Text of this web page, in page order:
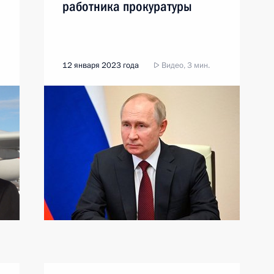
работника прокуратуры
12 января 2023 года Видео, 3 мин.